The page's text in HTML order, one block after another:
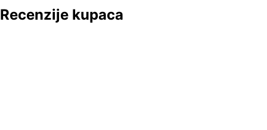
Recenzije kupaca